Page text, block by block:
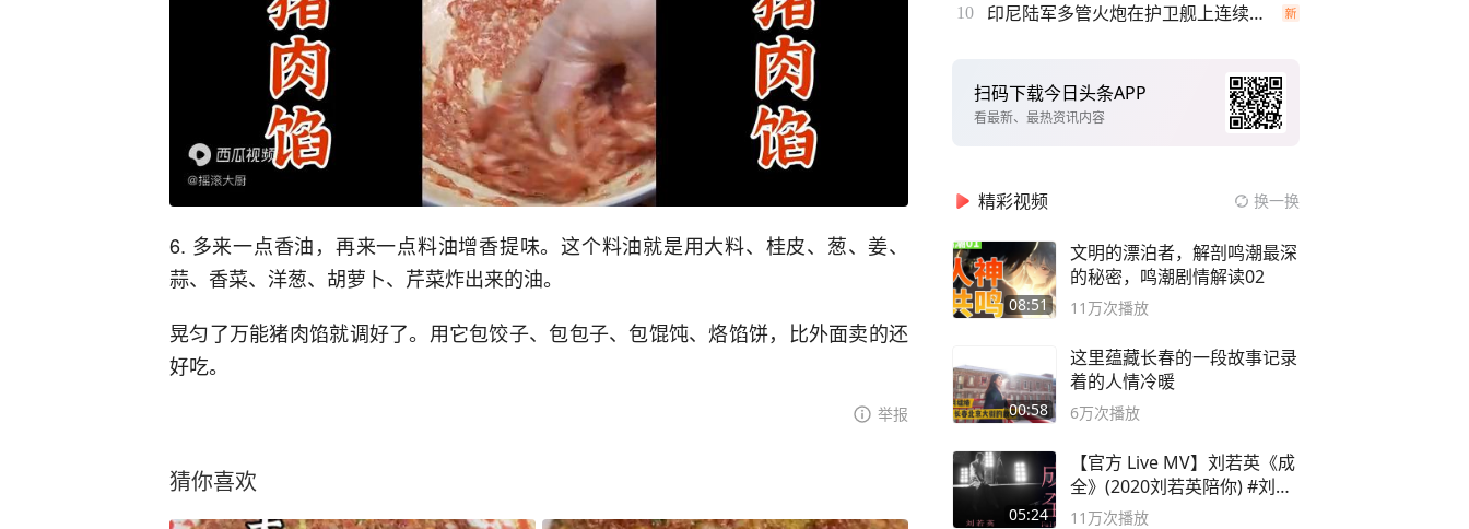
6. 多来一点香油，再来一点料油增香提味。这个料油就是用大料、桂皮、葱、姜、
蒜、香菜、洋葱、胡萝卜、芹菜炸出来的油。
晃匀了万能猪肉馅就调好了。用它包饺子、包包子、包馄饨、烙馅饼，比外面卖的还
好吃。
举报
猜你喜欢
10 印尼陆军多管火炮在护卫舰上连续开火
扫码下载今日头条APP
看最新、最热资讯内容
精彩视频 换一换
08:51
文明的漂泊者，解剖鸣潮最深
的秘密，鸣潮剧情解读02
11万次播放
00:58
这里蕴藏长春的一段故事记录
着的人情冷暖
6万次播放
05:24
【官方 Live MV】刘若英《成
全》(2020刘若英陪你) #刘若
英 #成全
11万次播放